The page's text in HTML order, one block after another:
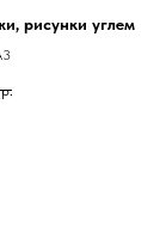
рисунки углем
р.